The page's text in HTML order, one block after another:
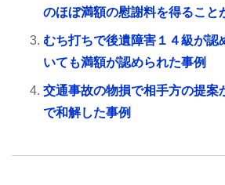
のほぼ満額の慰謝料を得ること
むち打ちで後遺障害１４級が認
いても満額が認められた事例
交通事故の物損で相手方の提案
で和解した事例